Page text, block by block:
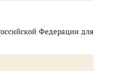
Федерации для